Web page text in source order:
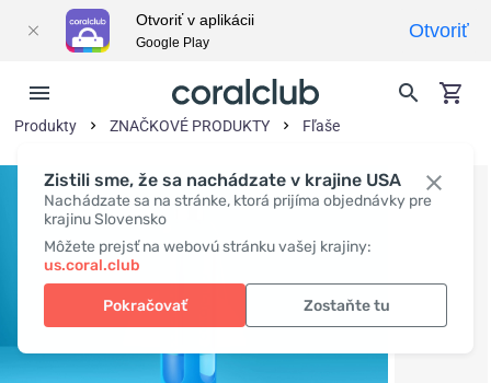
Zistili sme, že sa nachádzate v krajine USA
Nachádzate sa na stránke, ktorá prijíma objednávky pre
krajinu Slovensko
Môžete prejsť na webovú stránku vašej krajiny:
us.coral.club
Pokračovať Zostaňte tu
Produkty ZNAČKOVÉ PRODUKTY Fľaše
Otvoriť v aplikácii
Google Play
Otvoriť